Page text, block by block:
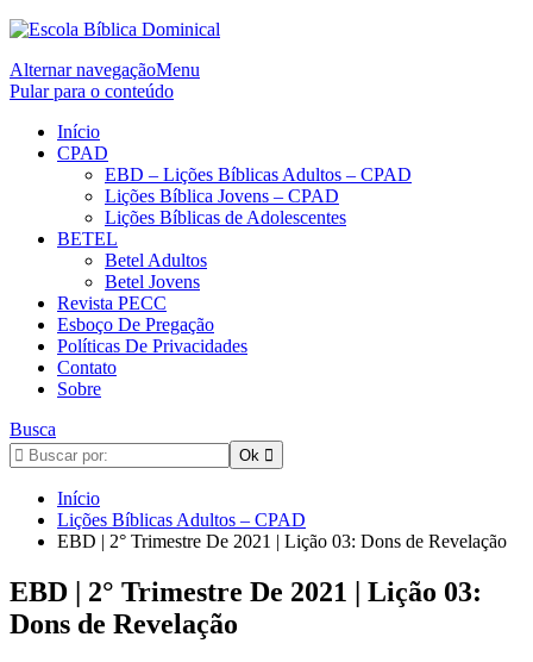
Alternar navegaçãoMenu
Pular para o conteúdo
Início
CPAD
EBD – Lições Bíblicas Adultos – CPAD
Lições Bíblica Jovens – CPAD
Lições Bíblicas de Adolescentes
BETEL
Betel Adultos
Betel Jovens
Revista PECC
Esboço De Pregação
Políticas De Privacidades
Contato
Sobre
Busca
Início
Lições Bíblicas Adultos – CPAD
EBD | 2° Trimestre De 2021 | Lição 03: Dons de Revelação
EBD | 2° Trimestre De 2021 | Lição 03:
Dons de Revelação